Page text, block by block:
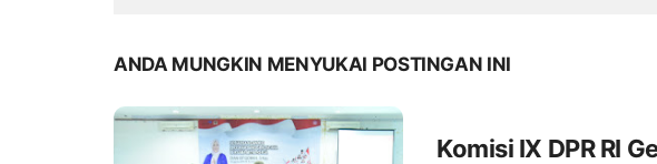
ANDA MUNGKIN MENYUKAI POSTINGAN INI
Komisi IX DPR RI